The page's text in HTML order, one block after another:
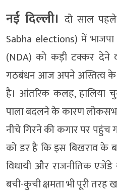
नई दिल्ली। दो साल
Sabha elections) में
(NDA) को कड़ी टक्कर देने
गठबंधन आज अपने अस्तित्व
है। आंतरिक कलह, हालिया
पाला बदलने के कारण
नीचे गिरने की कगार पर पहुंच
को डर है कि इस बिखराव के
विधायी और राजनीतिक
बची-कुची क्षमता भी पूरी तरह